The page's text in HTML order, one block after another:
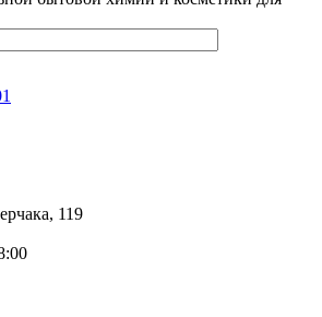
119